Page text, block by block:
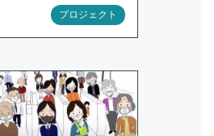
プロジェクト